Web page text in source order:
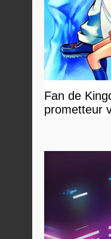
Fan de
prometteur